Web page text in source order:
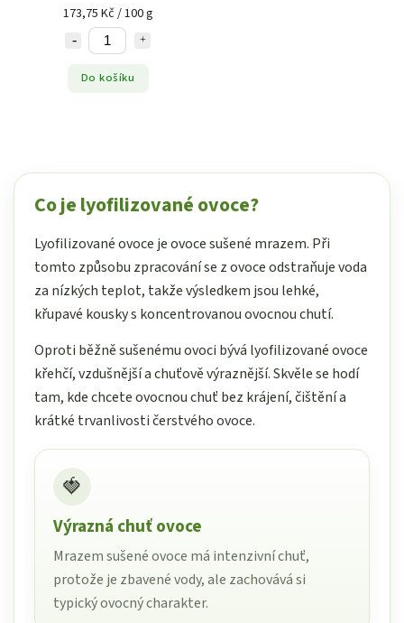
173,75 Kč / 100 g
Do košíku
Co je lyofilizované ovoce?
Lyofilizované ovoce je ovoce sušené mrazem. Při
tomto způsobu zpracování se z ovoce odstraňuje voda
za nízkých teplot, takže výsledkem jsou lehké,
křupavé kousky s koncentrovanou ovocnou chutí.
Oproti běžně sušenému ovoci bývá lyofilizované ovoce
křehčí, vzdušnější a chuťově výraznější. Skvěle se hodí
tam, kde chcete ovocnou chuť bez krájení, čištění a
krátké trvanlivosti čerstvého ovoce.
🍓
Výrazná chuť ovoce
Mrazem sušené ovoce má intenzivní chuť,
protože je zbavené vody, ale zachovává si
typický ovocný charakter.